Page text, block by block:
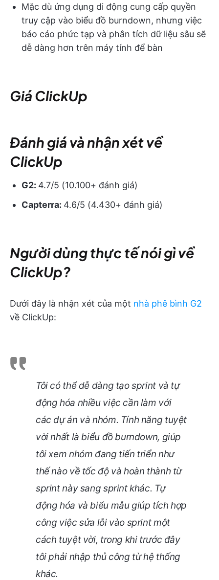
Mặc dù ứng dụng di động cung cấp quyền
truy cập vào biểu đồ burndown, nhưng việc
báo cáo phức tạp và phân tích dữ liệu sâu sẽ
dễ dàng hơn trên máy tính để bàn
Giá ClickUp
Đánh giá và nhận xét về
ClickUp
G2: 4.7/5 (10.100+ đánh giá)
Capterra: 4.6/5 (4.430+ đánh giá)
Người dùng thực tế nói gì về
ClickUp?
Dưới đây là nhận xét của một nhà phê bình G2
về ClickUp:
Tôi có thể dễ dàng tạo sprint và tự
động hóa nhiều việc cần làm với
các dự án và nhóm. Tính năng tuyệt
vời nhất là biểu đồ burndown, giúp
tôi xem nhóm đang tiến triển như
thế nào về tốc độ và hoàn thành từ
sprint này sang sprint khác. Tự
động hóa và biểu mẫu giúp tích hợp
công việc sửa lỗi vào sprint một
cách tuyệt vời, trong khi trước đây
tôi phải nhập thủ công từ hệ thống
khác.